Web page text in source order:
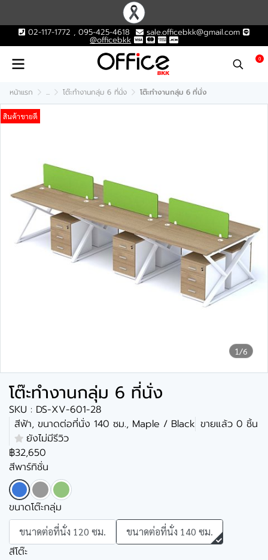
02-117-1772 , 095-425-4618 sale.officebkk@gmail.com
@officebkk
0
หน้าแรก ... โต๊ะทำงานกลุ่ม 6 ที่นั่ง โต๊ะทำงานกลุ่ม 6 ที่นั่ง
1/6
สินค้าขายดี
โต๊ะทำงานกลุ่ม 6 ที่นั่ง
SKU : DS-XV-601-28
สีฟ้า, ขนาดต่อที่นั่ง 140 ซม., Maple / Black ขายแล้ว 0 ชิ้น
ยังไม่มีรีวิว
฿32,650
สีพาร์ทิชั่น
ขนาดโต๊ะกลุ่ม
ขนาดต่อที่นั่ง 120 ซม. ขนาดต่อที่นั่ง 140 ซม.
สีโต๊ะ